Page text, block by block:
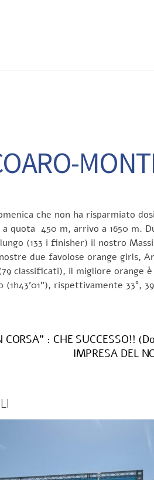
che non ha risparmiato
quota 450 m, arrivo a 1650 m.
(133 i finisher) il nostro
due favolose orange girls,
classificati), il migliore orange è
rispettivamente 33°,
CORSA” : CHE SUCCESSO!!
IMPRESA DEL